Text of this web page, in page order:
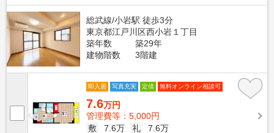
総武線/小岩駅 徒歩3分
東京都江戸川区西小岩１丁目
築年数
築29年
建物階数
3階建
即入居 写真充実 定借 無料オンライン相談可
7.6万円
管理費等：5,000円
敷
7.6万 礼
7.6万